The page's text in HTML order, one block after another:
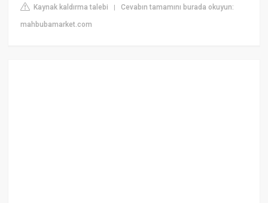
Kaynak kaldırma talebi |Cevabın tamamını burada okuyun:
mahbubamarket.com